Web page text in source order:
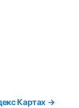
Картах →